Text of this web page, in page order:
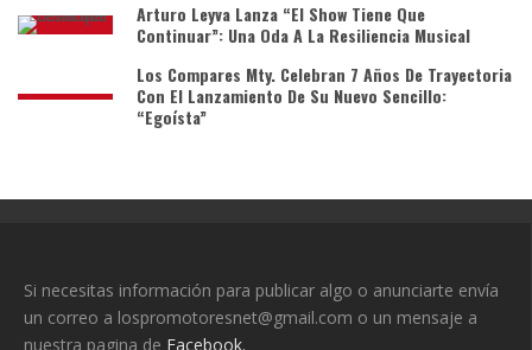
Arturo Leyva Lanza “El Show Tiene Que
Continuar”: Una Oda A La Resiliencia Musical
Los Compares Mty. Celebran 7 Años De Trayectoria
Con El Lanzamiento De Su Nuevo Sencillo:
“Egoísta”
Si necesitas información para publicar algo o anunciarte envía
un correo a lospromotoresnet@gmail.com o un mensaje a
nuestra pagina de Facebook.